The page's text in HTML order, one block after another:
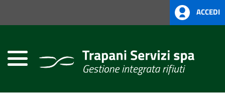
ACCEDI
Amministrativi
(L.R.
Siciliana